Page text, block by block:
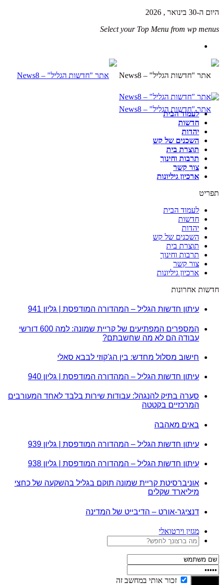
היום ה-30 בינואר , 2026
Select your Top Menu from wp menus
לעמוד הבית
חדשות
יהדות
השכנים של קש
תוצרת בית
תרבות וחינוך
צור קשר
ארכיון גיליונות
תפריט
לעמוד הבית
חדשות
יהדות
השכנים של קש
תוצרת בית
תרבות וחינוך
צור קשר
ארכיון גיליונות
חדשות אחרונות
עיתון חדשות הגליל – המהדורה המודפסת | גליון 941
המספרים המפתיעים של קריית שמונה: למה 600 דורשי
עבודה הם לא מה שחשבתם?
חישוב מסלול מחדש: בין הג'קוזי לבבא סאלי
עיתון חדשות הגליל – המהדורה המודפסת | גליון 940
סערה בתיק להנגהל: עבודות שירות בלבד לאחד המעורבים
המרכזיים בקטטה
באים מאהבה
עיתון חדשות הגליל – המהדורה המודפסת | גליון 939
עיתון חדשות הגליל – המהדורה המודפסת | גליון 938
אוניברסיטת קריית שמונה תוקם בגליל בהשקעה של כחצי
מיליארד שקלים
דנציגר-אורט – הדיבייט של המדינה
מגזין וירטואלי
זכור אותי במחשב זה